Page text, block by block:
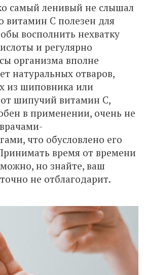
самый ленивый не слышал
витамин С полезен для
восполнить нехватку
и регулярно
организма вполне
натуральных отваров,
из шиповника или
шипучий витамин С,
в применении, очень не
что обусловлено его
время от времени
но знайте, ваш
не отблагодарит.